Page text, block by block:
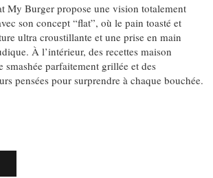
My Burger propose une vision totalement
son concept “flat”, où le pain toasté et
ultra croustillante et une prise en main
À l’intérieur, des recettes maison
smashée parfaitement grillée et des
pensées pour surprendre à chaque bouchée.